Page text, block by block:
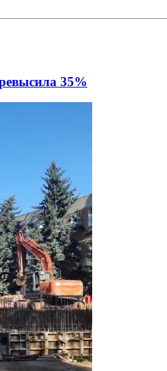
35%